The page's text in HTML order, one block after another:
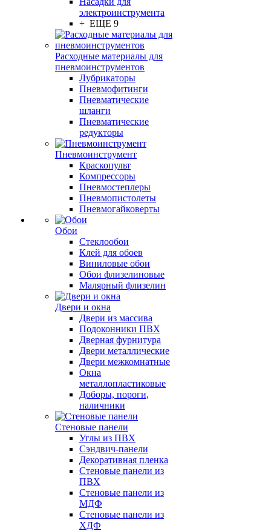
электроинструмента
+ ЕЩЕ 9
Расходные материалы для
пневмоинструментов
Лубрикаторы
Пневмофитинги
Пневматические
шланги
Пневматические
редукторы
Пневмоинструмент
Краскопульт
Компрессоры
Пневмостеплеры
Пневмопистолеты
Пневмогайковерты
Обои
Стеклообои
Клей для обоев
Виниловые обои
Обои флизелиновые
Малярный флизелин
Двери и окна
Двери из массива
Подоконники ПВХ
Дверная фурнитура
Двери металлические
Двери межкомнатные
Окна
металлопластиковые
Доборы, пороги,
наличники
Стеновые панели
Углы из ПВХ
Сэндвич-панели
Декоративная пленка
Стеновые панели из
ПВХ
Стеновые панели из
МДФ
Стеновые панели из
ХДФ